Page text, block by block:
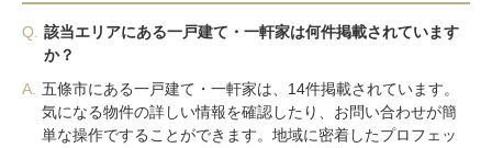
Q.
該当エリアにある一戸建て・一軒家は何件掲載されています
か？
A. 五條市にある一戸建て・一軒家は、14件掲載されています。
気になる物件の詳しい情報を確認したり、お問い合わせが簡
単な操作ですることができます。地域に密着したプロフェッ